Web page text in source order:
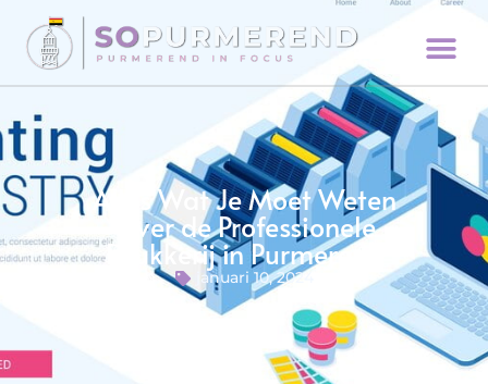
Alles Wat Je Moet Weten
Over de Professionele
Drukkerij in Purmerend
januari 10, 2024